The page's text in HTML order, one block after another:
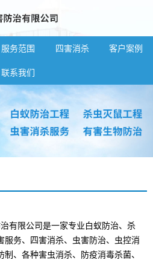
服务范围 四害消杀 客户案例
联系我们
有限公司是一家专业白蚁防治、杀
服务、四害消杀、虫害防治、虫控消
、各种害虫消杀、防疫消毒杀菌、